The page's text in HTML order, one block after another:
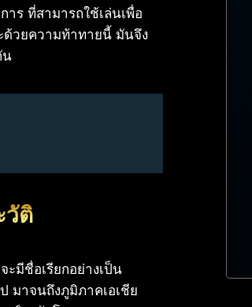
ร ที่สามารถใช้เล่นเพื่อ
วยความท้าทายนี้ มันจึง
น
วัติ
มีชื่อเรียกอย่างเป็น
มาจนถึงภูมิภาคเอเชีย